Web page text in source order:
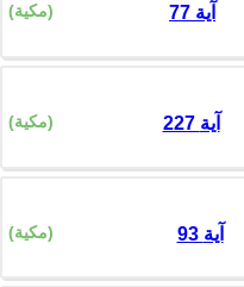
(مكية) 77 آية
(مكية) 227 آية
(مكية) 93 آية